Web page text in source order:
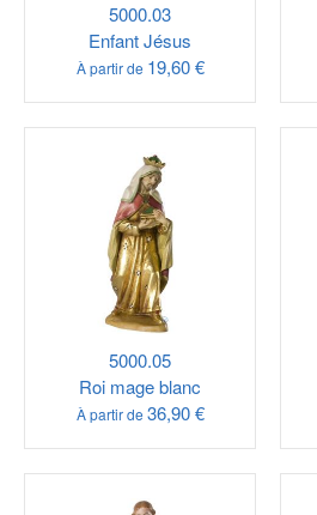
5000.03
Enfant Jésus
À partir de 19,60 €
5000.05
Roi mage blanc
À partir de 36,90 €